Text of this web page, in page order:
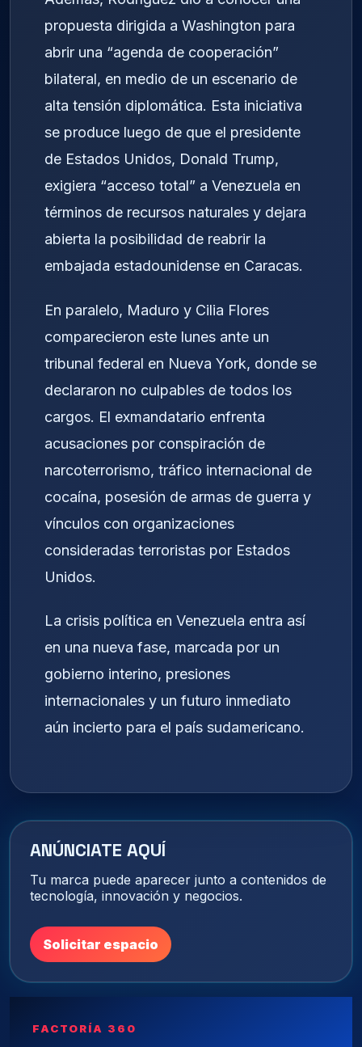
propuesta dirigida a Washington para
abrir una “agenda de cooperación”
bilateral, en medio de un escenario de
alta tensión diplomática. Esta iniciativa
se produce luego de que el presidente
de Estados Unidos, Donald Trump,
exigiera “acceso total” a Venezuela en
términos de recursos naturales y dejara
abierta la posibilidad de reabrir la
embajada estadounidense en Caracas.
En paralelo, Maduro y Cilia Flores
comparecieron este lunes ante un
tribunal federal en Nueva York, donde se
declararon no culpables de todos los
cargos. El exmandatario enfrenta
acusaciones por conspiración de
narcoterrorismo, tráfico internacional de
cocaína, posesión de armas de guerra y
vínculos con organizaciones
consideradas terroristas por Estados
Unidos.
La crisis política en Venezuela entra así
en una nueva fase, marcada por un
gobierno interino, presiones
internacionales y un futuro inmediato
aún incierto para el país sudamericano.
ANÚNCIATE AQUÍ
Tu marca puede aparecer junto a contenidos de
tecnología, innovación y negocios.
Solicitar espacio
FACTORÍA 360